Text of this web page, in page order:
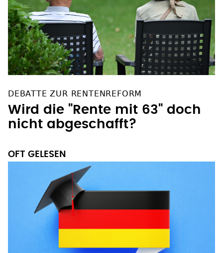
DEBATTE ZUR RENTENREFORM
Wird die "Rente mit 63" doch
nicht abgeschafft?
OFT GELESEN